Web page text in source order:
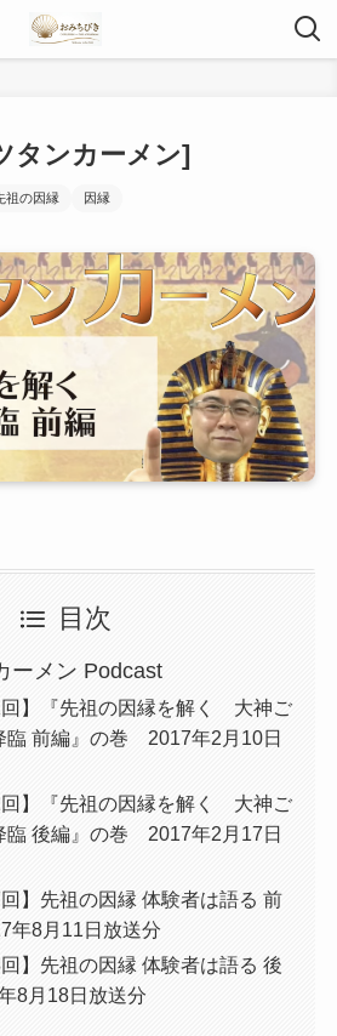
タンカーメン]
祖の因縁 因縁
目次
ーメン Podcast
回】『先祖の因縁を解く 大神ご
臨 前編』の巻 2017年2月10日
回】『先祖の因縁を解く 大神ご
臨 後編』の巻 2017年2月17日
回】先祖の因縁 体験者は語る 前
8月11日放送分
回】先祖の因縁 体験者は語る 後
8月18日放送分